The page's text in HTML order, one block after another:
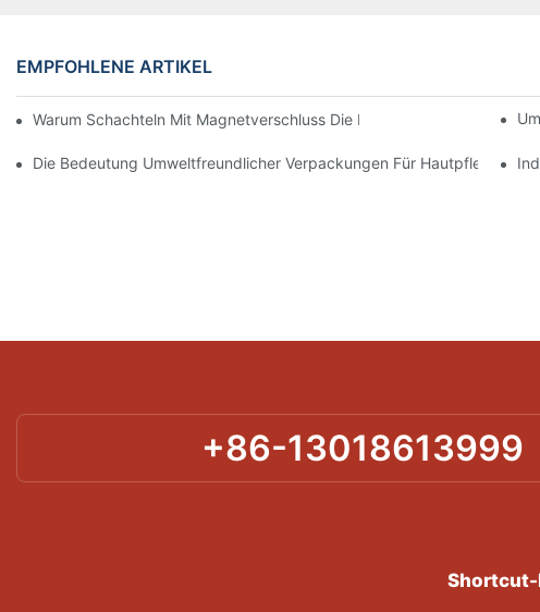
EMPFOHLENE ARTIKEL
Warum Schachteln Mit Magnetverschluss Die Beste Wahl Für
Die Bedeutung Umweltfreundlicher Verpackungen Für
+86-13018613999